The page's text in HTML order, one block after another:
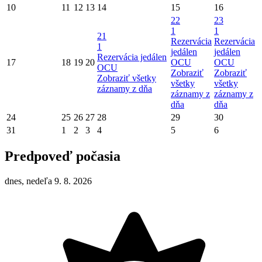
10
11 12 13 14 15 16
17 18 19 20
21
1
Rezervácia jedálen
OCU
Zobraziť všetky
záznamy z dňa
22
1
Rezervácia
jedálen
OCU
Zobraziť
všetky
záznamy z
dňa
23
1
Rezervácia
jedálen
OCU
Zobraziť
všetky
záznamy z
dňa
24
25 26 27 28 29
30
31
1 2 3 4 5 6
Predpoveď počasia
dnes, nedeľa 9. 8. 2026